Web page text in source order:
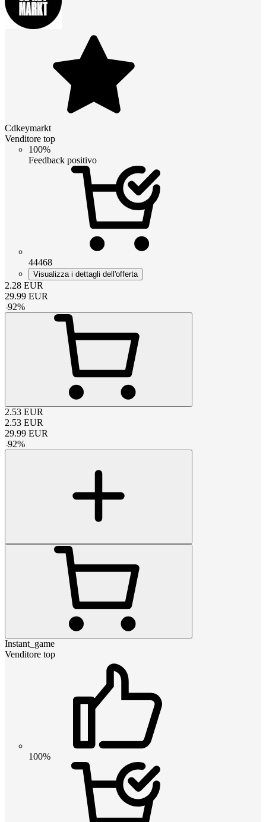
Cdkeymarkt
Venditore top
100%
Feedback positivo
44468
Visualizza i dettagli dell'offerta
2.28 EUR
29.99 EUR
-92%
2.53 EUR
2.53 EUR
29.99 EUR
-92%
Instant_game
Venditore top
100%